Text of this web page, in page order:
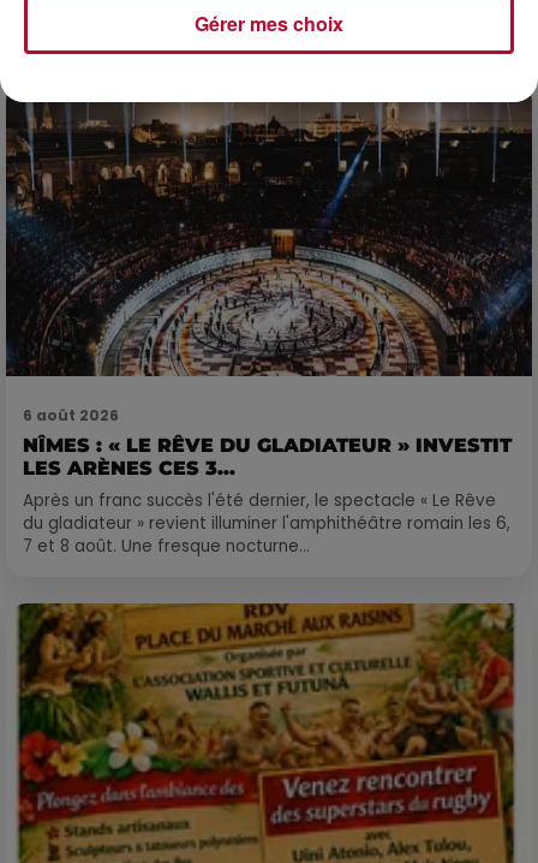
DINER CONCERT À LA MJC DE MARSEILLAN
6 août 2026
NÎMES : « LE RÊVE DU GLADIATEUR » INVESTIT
LES ARÈNES CES 3...
Après un franc succès l'été dernier, le spectacle « Le Rêve
du gladiateur » revient illuminer l'amphithéâtre romain les 6,
7 et 8 août. Une fresque nocturne...
Gérer mes choix